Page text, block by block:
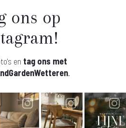
ons op
en tag ons met
.